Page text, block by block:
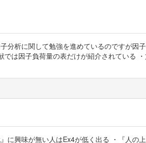
分析に関して勉強を進めているのですが因
は因子負荷量の表だけが紹介されている
興味が無い人はEx4が低く出る ・『人の上